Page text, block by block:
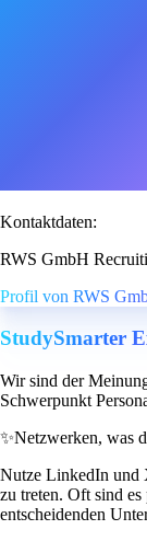
Kontaktdaten:
RWS GmbH
Profil von RWS
StudySmarter
Wir sind der
Schwerpunkt
✨Netzwerken, was
Nutze LinkedIn und
zu treten. Oft sind
entscheidenden